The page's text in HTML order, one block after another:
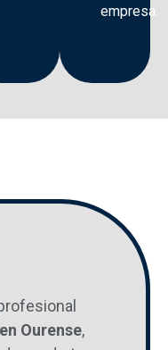
empresa.
en Ourense,